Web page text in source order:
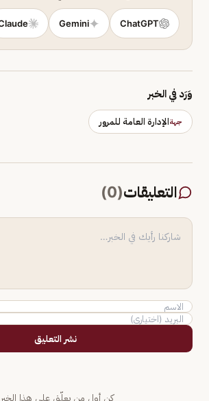
ChatGPT
Gemini
وَرَد في الخبر
جهةالإدارة العامة للمرور
التعليقات(
0
)
نشر التعليق
كن أول من يعلّق على هذا